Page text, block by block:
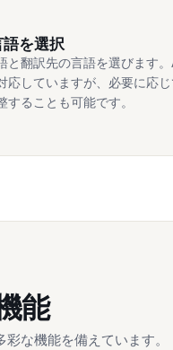
を選択
と翻訳先の言語を選びます
応していますが、必要に応
することも可能です。
能
な機能を備えています。